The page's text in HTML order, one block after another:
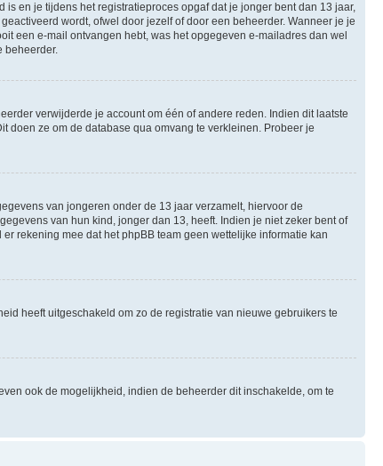
en je tijdens het registratieproces opgaf dat je jonger bent dan 13 jaar,
wordt, ofwel door jezelf of door een beheerder. Wanneer je je
een e-mail ontvangen hebt, was het opgegeven e-mailadres dan wel
beheerder.
verwijderde je account om één of andere reden. Indien dit laatste
doen ze om de database qua omvang te verkleinen. Probeer je
van jongeren onder de 13 jaar verzamelt, hiervoor de
van hun kind, jonger dan 13, heeft. Indien je niet zeker bent of
rekening mee dat het phpBB team geen wettelijke informatie kan
heeft uitgeschakeld om zo de registratie van nieuwe gebruikers te
ook de mogelijkheid, indien de beheerder dit inschakelde, om te